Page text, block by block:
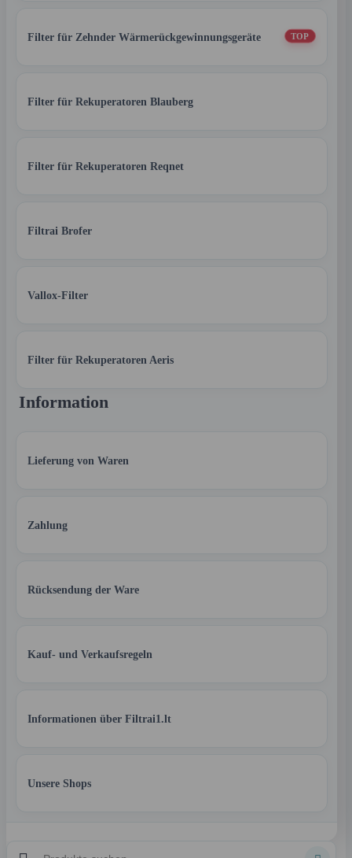
Filter für Zehnder Wärmerückgewinnungsgeräte TOP
Filter für Rekuperatoren Blauberg
Filter für Rekuperatoren Reqnet
Filtrai Brofer
Vallox-Filter
Filter für Rekuperatoren Aeris
Information
Lieferung von Waren
Zahlung
Rücksendung der Ware
Kauf- und Verkaufsregeln
Informationen über Filtrai1.lt
Unsere Shops